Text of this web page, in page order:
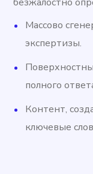
Массово
экспертизы.
полного
Контент,
ключевые